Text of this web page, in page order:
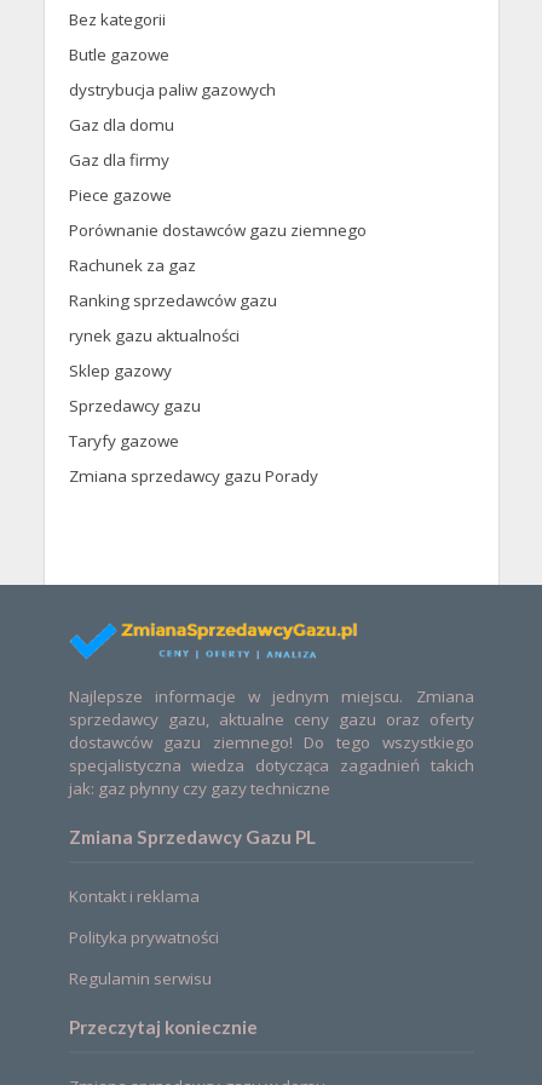
Bez kategorii
Butle gazowe
dystrybucja paliw gazowych
Gaz dla domu
Gaz dla firmy
Piece gazowe
Porównanie dostawców gazu ziemnego
Rachunek za gaz
Ranking sprzedawców gazu
rynek gazu aktualności
Sklep gazowy
Sprzedawcy gazu
Taryfy gazowe
Zmiana sprzedawcy gazu Porady
Najlepsze informacje w jednym miejscu. Zmiana
sprzedawcy gazu, aktualne ceny gazu oraz oferty
dostawców gazu ziemnego! Do tego wszystkiego
specjalistyczna wiedza dotycząca zagadnień takich
jak: gaz płynny czy gazy techniczne
Zmiana Sprzedawcy Gazu PL
Kontakt i reklama
Polityka prywatności
Regulamin serwisu
Przeczytaj koniecznie